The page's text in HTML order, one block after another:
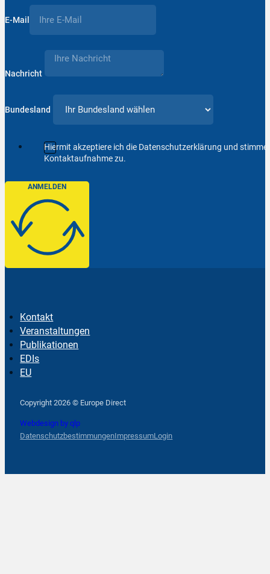
E-Mail
Nachricht
Bundesland
Hiermit akzeptiere ich die Datenschutzerklärung und
Kontaktaufnahme zu.
ANMELDEN
Kontakt
Veranstaltungen
Publikationen
EDIs
EU
Copyright 2026 © Europe Direct
Webdesign by qlp
DatenschutzbestimmungenImpressumLogin